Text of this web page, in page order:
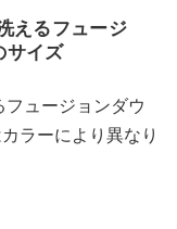
えるフュージ
サイズ
フュージョンダウ
ラーにより異なり